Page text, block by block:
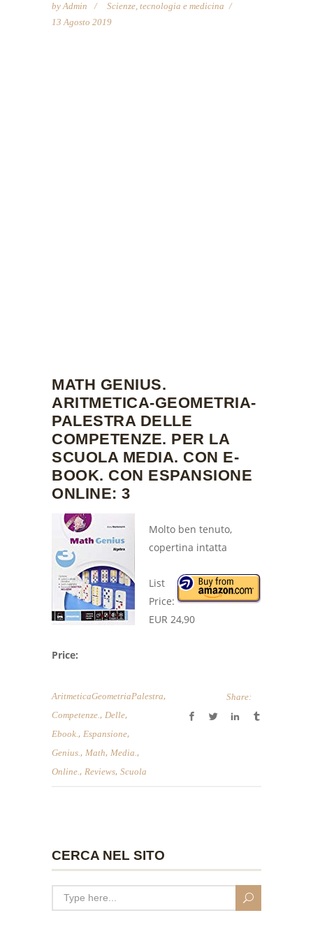
byAdmin
Scienze, tecnologia e medicina
13 Agosto 2019
MATH GENIUS.
ARITMETICA-GEOMETRIA-
PALESTRA DELLE
COMPETENZE. PER LA
SCUOLA MEDIA. CON E-
BOOK. CON ESPANSIONE
ONLINE: 3
Molto ben tenuto,
copertina intatta
List
Price:
EUR 24,90
Price:
AritmeticaGeometriaPalestra,
Competenze., Delle,
Ebook., Espansione,
Genius., Math, Media.,
Online., Reviews, Scuola
Share:
CERCA NEL SITO